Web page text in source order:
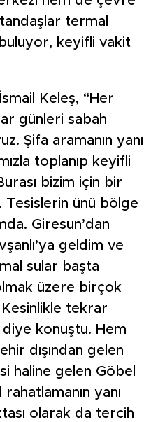
termal
keyifli vakit
Keleş, “Her
günleri sabah
Şifa aramanın yanı
toplanıp keyifli
bizim için bir
Tesislerin ünü bölge
Giresun’dan
geldim ve
sular başta
üzere birçok
Kesinlikle tekrar
konuştu. Hem
dışından gelen
haline gelen Göbel
yanı
olarak da tercih